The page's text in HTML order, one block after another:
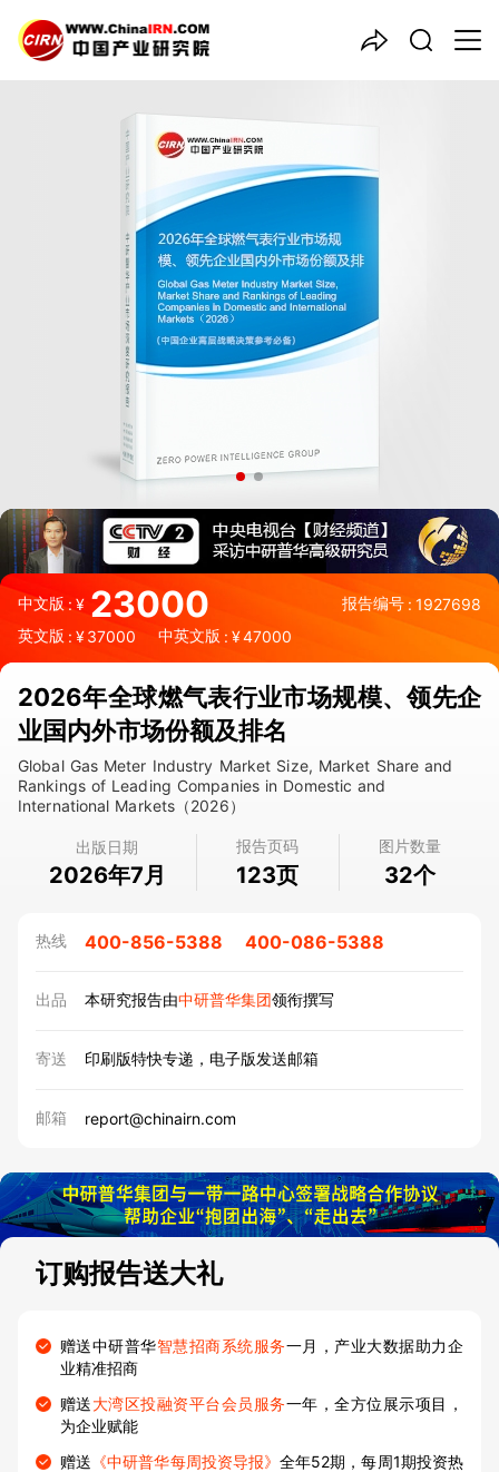
中文版:¥ 23000 报告编号 : 1927698
英文版 : ¥37000 中英文版 : ¥47000
2026年全球燃气表行业市场规模、领先企
业国内外市场份额及排名
Global Gas Meter Industry Market Size, Market Share and
Rankings of Leading Companies in Domestic and
International Markets（2026）
出版日期
2026年7月
报告页码
123页
图片数量
32个
热线 400-856-5388 400-086-5388
出品 本研究报告由中研普华集团领衔撰写
寄送 印刷版特快专递，电子版发送邮箱
邮箱 report@chinairn.com
订购报告送大礼
赠送中研普华智慧招商系统服务一月，产业大数据助力企
业精准招商
赠送大湾区投融资平台会员服务一年，全方位展示项目，
为企业赋能
赠送 《中研普华每周投资导报》全年52期，每周1期投资热
中国产业咨询领导者
2026年全球
规模、领先企业国内外市场份
额及排名
品质保障，一年免费更新维护
出版日期：2026年7月
《2026年全球燃气表行业市场规模、领先企业国内外市场份额及
排名》由中研普华燃气表行业分析专家领衔撰写，主要分析了燃气
表行业的市场规模、发展现状与投资前景，同时对燃气表行业的未
来发展做出科学的趋势预测和专业的燃气表行业数据分析，帮助客
户评估燃气表行业投资价值。
27年研究经验，深度洞察行业驱动力
多元化、高学历的实战型精英团队